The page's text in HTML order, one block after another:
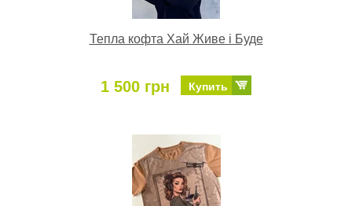
Тепла кофта Хай Живе і Буде
1 500 грн Купить